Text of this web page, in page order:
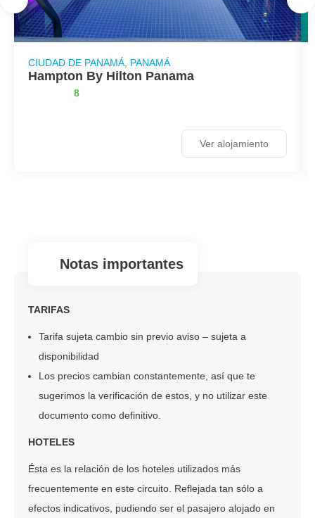
CIUDAD DE PANAMÁ, PANAMÁ
Hampton By Hilton Panama
8
Ver alojamiento
notas importantes
TARIFAS
Tarifa sujeta cambio sin previo aviso – sujeta a
disponibilidad
Los precios cambian constantemente, así que te
sugerimos la verificación de estos, y no utilizar este
documento como definitivo.
HOTELES
Ésta es la relación de los hoteles utilizados más
frecuentemente en este circuito. Reflejada tan sólo a
efectos indicativos, pudiendo ser el pasajero alojado en